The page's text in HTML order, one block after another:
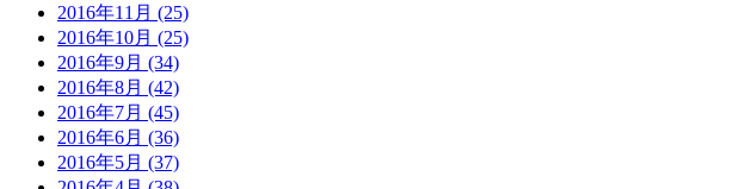
2016年11月 (25)
2016年10月 (25)
2016年9月 (34)
2016年8月 (42)
2016年7月 (45)
2016年6月 (36)
2016年5月 (37)